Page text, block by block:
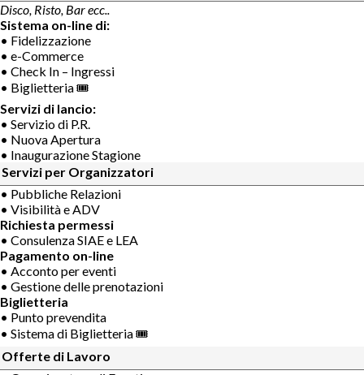
Disco, Risto, Bar ecc..
Sistema on-line di:
• Fidelizzazione
• e-Commerce
• Check In – Ingressi
• Biglietteria 🎟
Servizi di lancio:
• Servizio di P.R.
• Nuova Apertura
• Inaugurazione Stagione
Servizi per Organizzatori
• Pubbliche Relazioni
• Visibilità e ADV
Richiesta permessi
• Consulenza SIAE e LEA
Pagamento on-line
• Acconto per eventi
• Gestione delle prenotazioni
Biglietteria
• Punto prevendita
• Sistema di Biglietteria 🎟
Offerte di Lavoro